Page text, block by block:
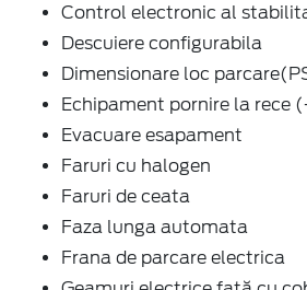
Control electronic al
Descuiere configurabila
Dimensionare loc
Echipament pornire la rece
Evacuare esapament
Faruri cu halogen
Faruri de ceata
Faza lunga automata
Frana de parcare electrica